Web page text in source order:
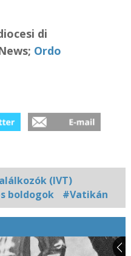
di
Ordo
(IVT)
boldogok #Vatikán